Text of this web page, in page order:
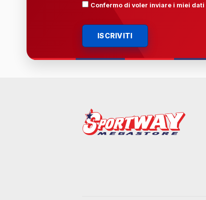
Confermo di voler inviare i miei dati
ISCRIVITI